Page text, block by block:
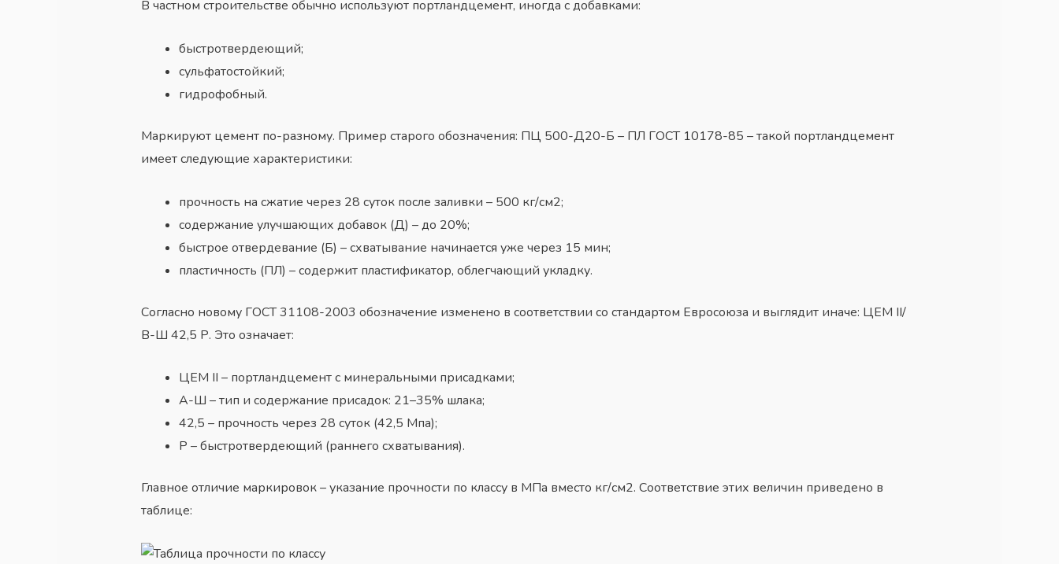
В частном строительстве обычно используют портландцемент, иногда с добавками:
быстротвердеющий;
сульфатостойкий;
гидрофобный.
Маркируют цемент по-разному. Пример старого обозначения: ПЦ 500-Д20-Б – ПЛ ГОСТ 10178-85 – такой портландцемент
имеет следующие характеристики:
прочность на сжатие через 28 суток после заливки – 500 кг/см2;
содержание улучшающих добавок (Д) – до 20%;
быстрое отвердевание (Б) – схватывание начинается уже через 15 мин;
пластичность (ПЛ) – содержит пластификатор, облегчающий укладку.
Согласно новому ГОСТ 31108-2003 обозначение изменено в соответствии со стандартом Евросоюза и выглядит иначе: ЦЕМ II/
В-Ш 42,5 Р. Это означает:
ЦЕМ II – портландцемент c минеральными присадками;
А-Ш – тип и содержание присадок: 21–35% шлака;
42,5 – прочность через 28 суток (42,5 Мпа);
Р – быстротвердеющий (раннего схватывания).
Главное отличие маркировок – указание прочности по классу в МПа вместо кг/см2. Соответствие этих величин приведено в
таблице: